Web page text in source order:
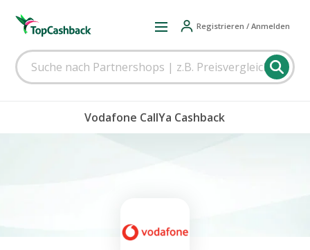
Registrieren / Anmelden
Vodafone CallYa Cashback